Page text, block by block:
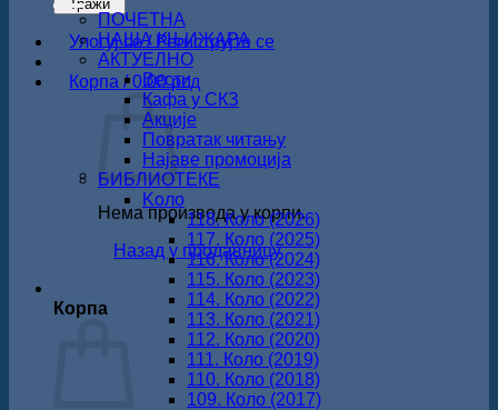
Тражи
Улогуј се / Региструјте се
Корпа /0.00рсд
Нема производа у корпи.
Назад у продавницу
Корпа
ПОЧЕТНА
НАША КЊИЖАРА
АКТУЕЛНО
Вести
Кафа у СКЗ
Акције
Повратак читању
Најаве промоција
БИБЛИОТЕКЕ
Koло
118. Коло (2026)
117. Коло (2025)
116. Коло (2024)
115. Коло (2023)
114. Коло (2022)
113. Коло (2021)
112. Коло (2020)
111. Коло (2019)
110. Коло (2018)
109. Коло (2017)